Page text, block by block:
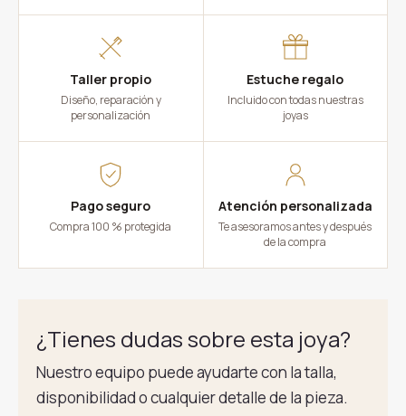
Taller propio
Diseño, reparación y
personalización
Estuche regalo
Incluido con todas nuestras
joyas
Pago seguro
Compra 100 % protegida
Atención personalizada
Te asesoramos antes y después
de la compra
¿Tienes dudas sobre esta joya?
Nuestro equipo puede ayudarte con la talla,
disponibilidad o cualquier detalle de la pieza.